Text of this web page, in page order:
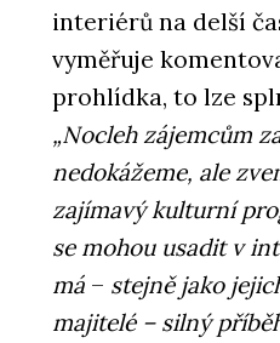
interiérů na delší
vyměřuje
prohlídka, to lze
„Nocleh zájemcům
nedokážeme, ale
zajímavý kulturní
se mohou usadit v
má – stejně jako
majitelé – silný